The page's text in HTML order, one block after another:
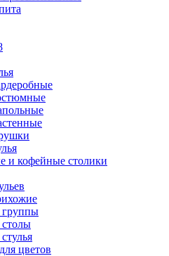
и кофейные столики
цветов